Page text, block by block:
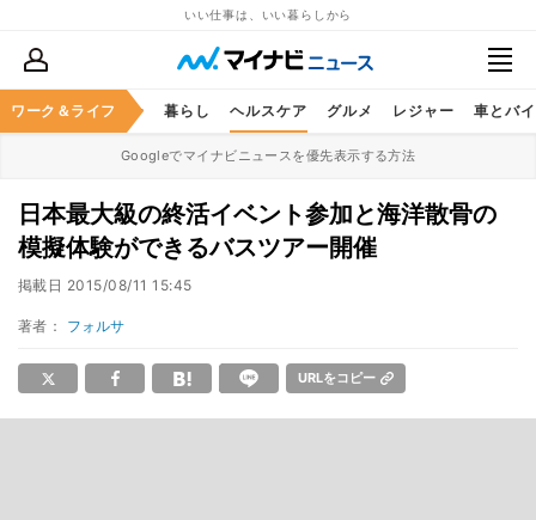
いい仕事は、いい暮らしから
ワーク＆ライフ
ススキル マネー 暮らし ヘルスケア グルメ レジャー 車とバ
Googleでマイナビニュースを優先表示する方法
日本最大級の終活イベント参加と海洋散骨の
模擬体験ができるバスツアー開催
掲載日 2015/08/11 15:45
著者： フォルサ
URLをコピー